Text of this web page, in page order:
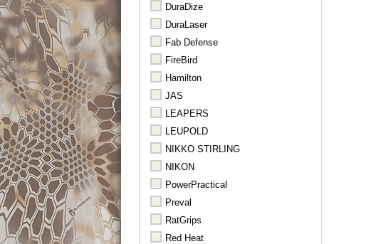
DuraDize
DuraLaser
Fab Defense
FireBird
Hamilton
JAS
LEAPERS
LEUPOLD
NIKKO STIRLING
NIKON
PowerPractical
Preval
RatGrips
Red Heat